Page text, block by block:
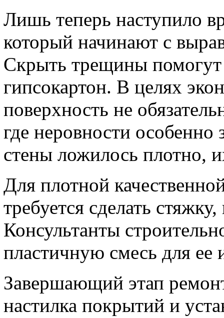
Лишь теперь наступило
который начинают с
Скрыть трещины
гипсокартон. В целях
поверхность не
где неровности
стены ложилось плотно,
Для плотной
требуется сделать
Консультанты
пластичную смесь для ее
Завершающий этап
настилка покрытий и